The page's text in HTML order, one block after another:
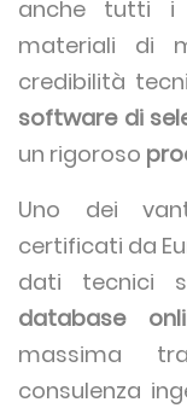
anche tutti i
materiali di
credibilità
software di
un rigoroso
Uno dei
certificati da
dati tecnici
database
massima
consulenza